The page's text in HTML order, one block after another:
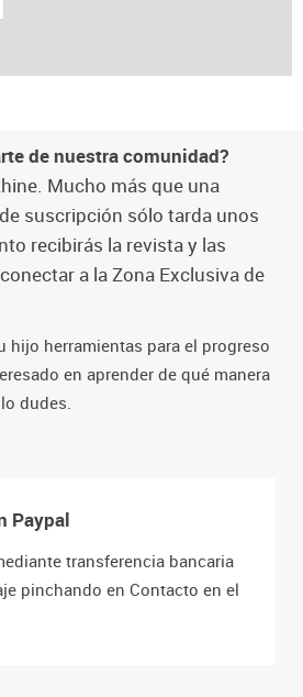
de nuestra comunidad?
Mucho más que una
suscripción sólo tarda unos
recibirás la revista y las
a la Zona Exclusiva de
hijo herramientas para el progreso
en aprender de qué manera
dudes.
Paypal
transferencia bancaria
pinchando en Contacto en el